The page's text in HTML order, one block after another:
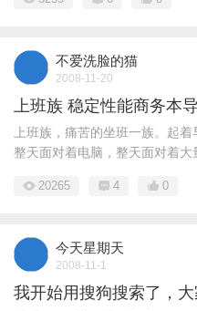
不爱洗脸的猫
2008-11-20
上班族 稳定性能商务本
上班族，痛苦的坐班一族。起
整天面对着电脑，整天面对着大
20265 4 0
今天星期天
2008-11-1
我开始用搜狗搜索了，大